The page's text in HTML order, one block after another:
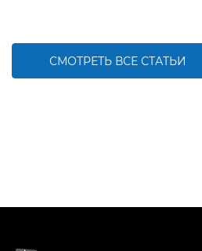
СМОТРЕТЬ ВСЕ СТАТЬИ